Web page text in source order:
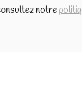
notre